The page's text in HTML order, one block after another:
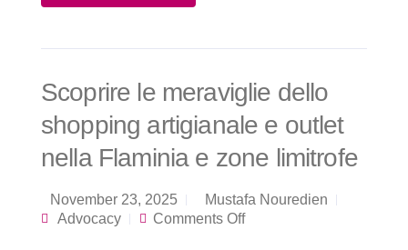
Scoprire le meraviglie dello
shopping artigianale e outlet
nella Flaminia e zone limitrofe
November 23, 2025
Mustafa Nouredien
Advocacy
Comments Offon Scoprire le